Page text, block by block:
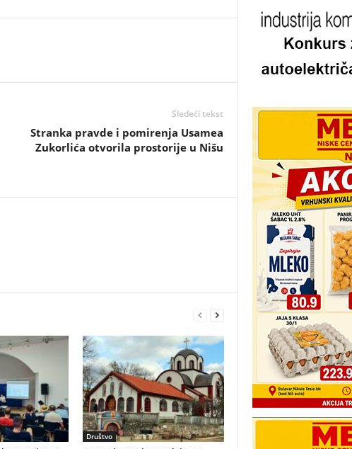
Sledeći tekst
Stranka pravde i pomirenja Usamea
Zukorlića otvorila prostorije u Nišu
Društvo